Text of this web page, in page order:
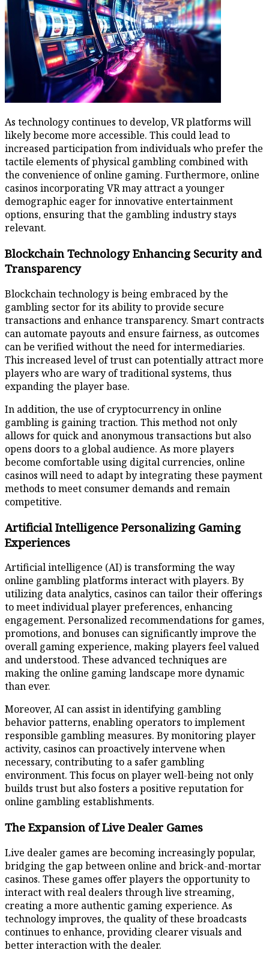
As technology continues to develop, VR platforms will
likely become more accessible. This could lead to
increased participation from individuals who prefer the
tactile elements of physical gambling combined with
the convenience of online gaming. Furthermore, online
casinos incorporating VR may attract a younger
demographic eager for innovative entertainment
options, ensuring that the gambling industry stays
relevant.
Blockchain Technology Enhancing Security and
Transparency
Blockchain technology is being embraced by the
gambling sector for its ability to provide secure
transactions and enhance transparency. Smart contracts
can automate payouts and ensure fairness, as outcomes
can be verified without the need for intermediaries.
This increased level of trust can potentially attract more
players who are wary of traditional systems, thus
expanding the player base.
In addition, the use of cryptocurrency in online
gambling is gaining traction. This method not only
allows for quick and anonymous transactions but also
opens doors to a global audience. As more players
become comfortable using digital currencies, online
casinos will need to adapt by integrating these payment
methods to meet consumer demands and remain
competitive.
Artificial Intelligence Personalizing Gaming
Experiences
Artificial intelligence (AI) is transforming the way
online gambling platforms interact with players. By
utilizing data analytics, casinos can tailor their offerings
to meet individual player preferences, enhancing
engagement. Personalized recommendations for games,
promotions, and bonuses can significantly improve the
overall gaming experience, making players feel valued
and understood. These advanced techniques are
making the online gaming landscape more dynamic
than ever.
Moreover, AI can assist in identifying gambling
behavior patterns, enabling operators to implement
responsible gambling measures. By monitoring player
activity, casinos can proactively intervene when
necessary, contributing to a safer gambling
environment. This focus on player well-being not only
builds trust but also fosters a positive reputation for
online gambling establishments.
The Expansion of Live Dealer Games
Live dealer games are becoming increasingly popular,
bridging the gap between online and brick-and-mortar
casinos. These games offer players the opportunity to
interact with real dealers through live streaming,
creating a more authentic gaming experience. As
technology improves, the quality of these broadcasts
continues to enhance, providing clearer visuals and
better interaction with the dealer.